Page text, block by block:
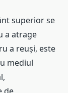
superior se
a atrage
a reuși, este
mediul